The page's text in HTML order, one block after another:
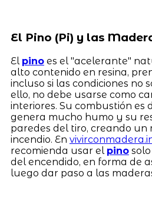
El Pino (Pi) y las
El pinoes el "acelerante"
alto contenido en resina,
incluso si las condiciones no
ello, no debe usarse como
interiores. Su combustión es
genera mucho humo y su
paredes del tiro, creando un
incendio. En
recomienda usar el pinosolo
del encendido, en forma de
luego dar paso a las